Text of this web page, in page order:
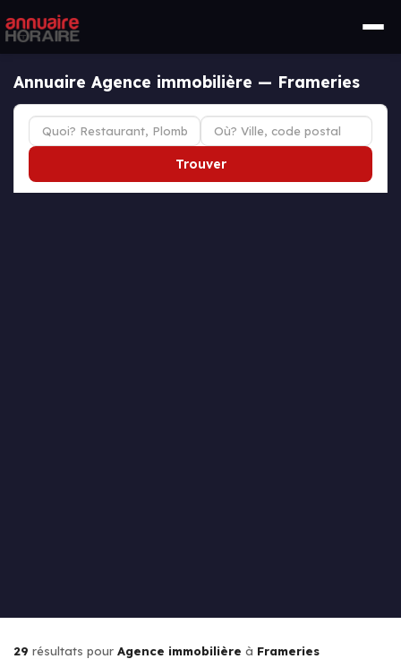
Annuaire Agence immobilière — Frameries
Trouver
29 résultats pour Agence immobilière à Frameries